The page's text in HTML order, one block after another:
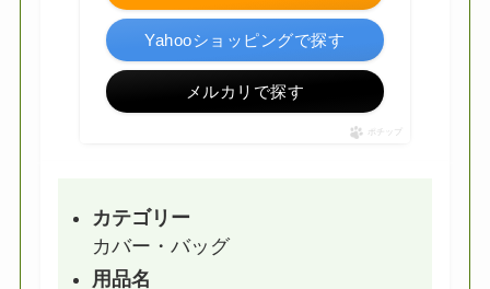
Yahooショッピングで探す
メルカリで探す
ポチップ
カテゴリー
カバー・バッグ
用品名